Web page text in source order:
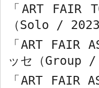
「 ART FAIR
（Solo / 2023
「 ART FAIR
ッセ（Group /
「 ART FAIR